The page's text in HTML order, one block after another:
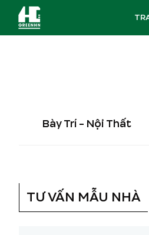
Bày Trí - Nội Thất
TƯ VẤN MẪU NHÀ